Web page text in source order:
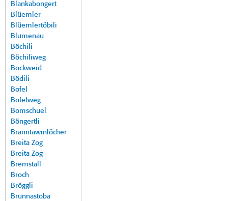
Blankabongert
Blüemler
Blüemlertöbili
Blumenau
Böchili
Böchiliweg
Bockweid
Bödili
Bofel
Bofelweg
Bomschuel
Böngertli
Branntawinlöcher
Breita Zog
Breita Zog
Bremstall
Broch
Bröggli
Brunnastoba